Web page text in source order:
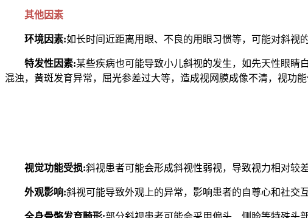
其他因素
环境因素:如长时间近距离用眼、不良的用眼习惯等，可能对斜视
特发性因素:某些疾病也可能导致小儿斜视的发生，如先天性眼睛
混浊，黄斑发育异常，屈光参差过大等，造成视网膜成像不清，视功
视觉功能受损:斜视患者可能会形成斜视性弱视，导致视力相对较
外观影响:斜视可能导致外观上的异常，影响患者的自尊心和社交